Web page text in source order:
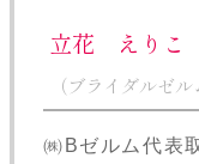
立花 えりこ
（ブライダルゼ
㈱Bゼルム代表